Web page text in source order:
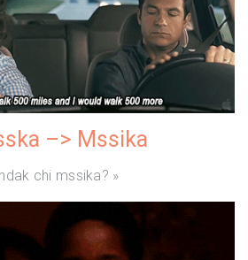
–> Mssika
chi mssika? »